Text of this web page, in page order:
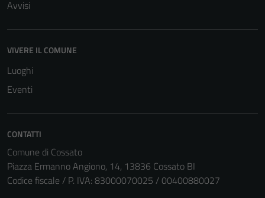
Avvisi
VIVERE IL COMUNE
Luoghi
Eventi
CONTATTI
Comune di Cossato
Piazza Ermanno Angiono, 14, 13836 Cossato BI
Codice fiscale / P. IVA: 83000070025 / 00400880027